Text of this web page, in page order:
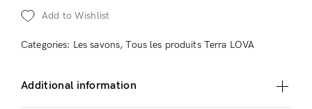
quantityAdd to Wishlist
Categories: Les savons,Tous les produits Terra LOVA
Additional information